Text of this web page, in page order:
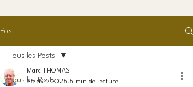
Post
Tous les Posts
Tous les Posts
Marc THOMAS
25 avr. 2025 5 min de lecture